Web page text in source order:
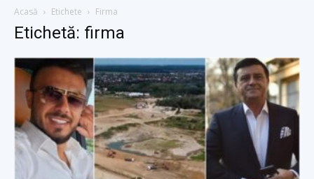
Acasă Etichete Firma
Etichetă: firma